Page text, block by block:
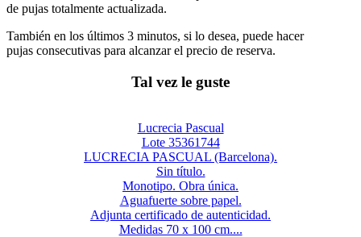
de pujas totalmente actualizada.
También en los últimos 3 minutos, si lo desea, puede hacer
pujas consecutivas para alcanzar el precio de reserva.
Tal vez le guste
Lucrecia Pascual
Lote 35361744
LUCRECIA PASCUAL (Barcelona).
Sin título.
Monotipo. Obra única.
Aguafuerte sobre papel.
Adjunta certificado de autenticidad.
Medidas 70 x 100 cm....